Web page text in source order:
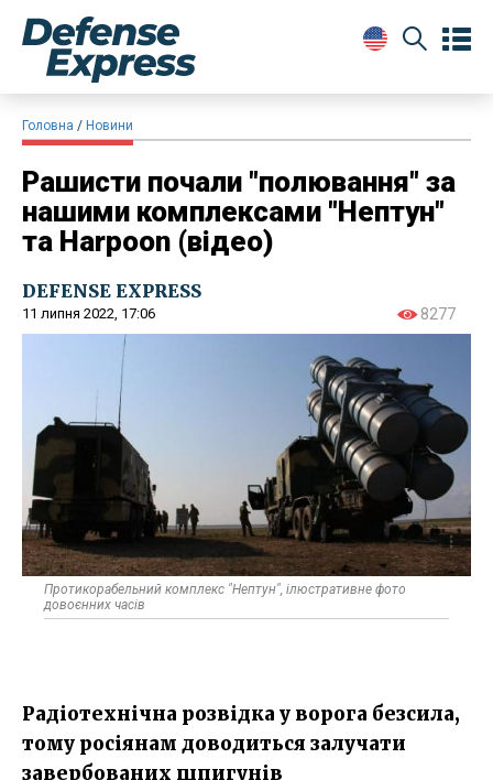
Головна Новини
Рашисти почали "полювання" за
нашими комплексами "Нептун"
та Harpoon (відео)
DEFENSE EXPRESS
11 липня 2022, 17:06 8277
Протикорабельний комплекс "Нептун", ілюстративне фото
довоєнних часів
Радіотехнічна розвідка у ворога безсила,
тому росіянам доводиться залучати
завербованих шпигунів